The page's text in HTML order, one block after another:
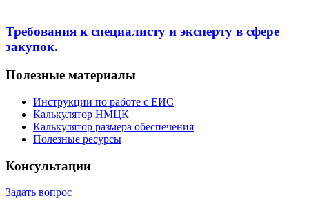
Требования к специалисту и эксперту в сфере
закупок.
Полезные материалы
Инструкции по работе с ЕИС
Калькулятор НМЦК
Калькулятор размера обеспечения
Полезные ресурсы
Консультации
Задать вопрос